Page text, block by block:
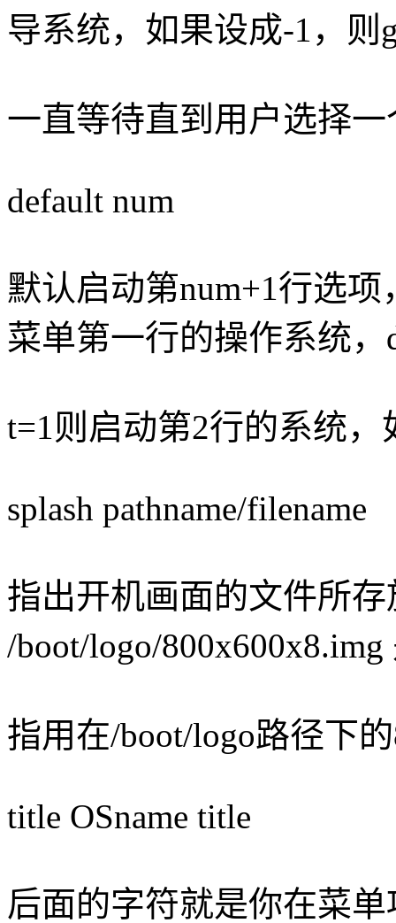
导系统，如果设成-1，则
一直等待直到用户选择
default num
默认启动第num+1行选
菜单第一行的操作系统，
t=1则启动第2行的系统，
splash pathname/filename
指出开机画面的文件所
/boot/logo/800x600x8.img
指用在/boot/logo路径下
title OSname title
后面的字符就是你在菜